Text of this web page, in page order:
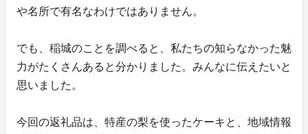
や名所で有名なわけではありません。
でも、稲城のことを調べると、私たちの知らなかった魅
力がたくさんあると分かりました。みんなに伝えたいと
思いました。
今回の返礼品は、特産の梨を使ったケーキと、地域情報